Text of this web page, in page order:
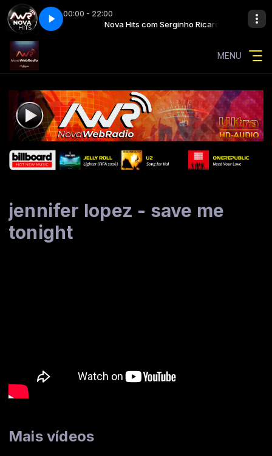
00:00 - 22:00
Ricardo Nova Hits com Serginho Ricardo
zara (ft. zara larsson) robyn - talk to me, zara (ft. zara larsson)
MENU
jennifer lopez - save me
tonight
Mais vídeos